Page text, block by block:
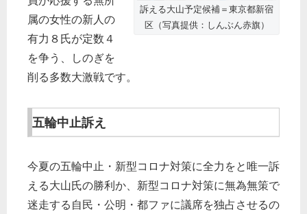
訴える大山予定候補＝東京都新宿
区（写真提供：しんぶん赤旗）
属の女性の新人の
有力８氏が定数４
を争う、しのぎを
削る多数大激戦です。
五輪中止訴え
今夏の五輪中止・新型コロナ対策に全力をと唯一訴
える大山氏の勝利か、新型コロナ対策に無為無策で
迷走する自民・公明・都ファに議席を独占させるの